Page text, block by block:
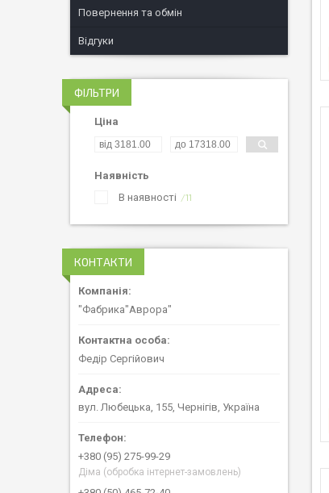
Повернення та обмін
Відгуки
ФІЛЬТРИ
Ціна
Наявність
В наявності
11
КОНТАКТИ
"Фабрика"Аврора"
Федір Сергійович
вул. Любецька, 155, Чернігів, Україна
+380 (95) 275-99-29
Діма (обробка інтернет-замовлень)